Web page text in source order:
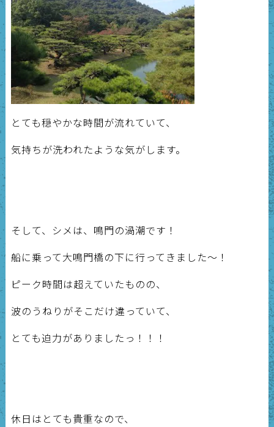
とても穏やかな時間が流れていて、
気持ちが洗われたような気がします。
そして、シメは、鳴門の渦潮です！
船に乗って大鳴門橋の下に行ってきました～！
ピーク時間は超えていたものの、
波のうねりがそこだけ違っていて、
とても迫力がありましたっ！！！
休日はとても貴重なので、